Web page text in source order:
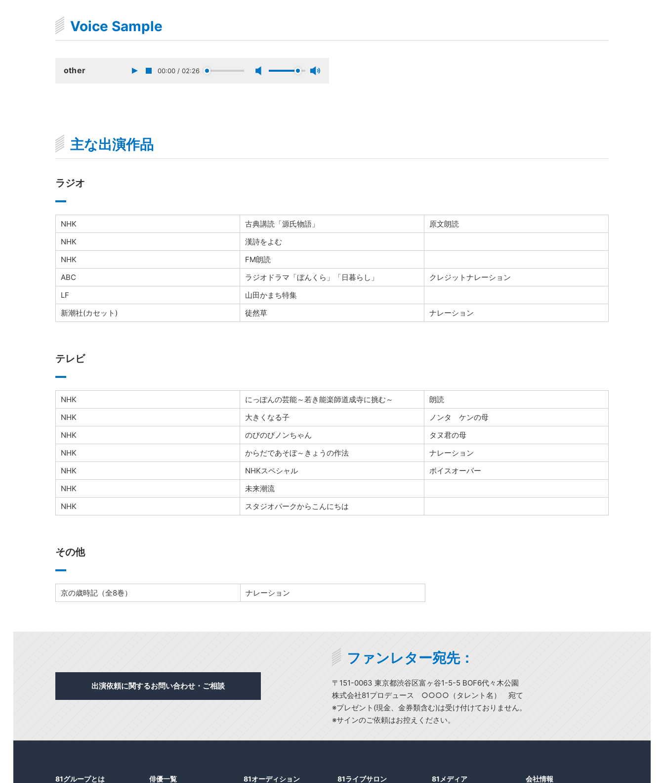
Voice Sample
other 00:00 / 02:26
主な出演作品
ラジオ
NHK 古典講読「源氏物語」
原文朗読
NHK
漢詩をよむ
NHK
FM朗読
ABC
ラジオドラマ「ぼんくら」「日暮らし」
クレジットナレーション
LF
山田かまち特集
新潮社(カセット)
徒然草 ナレーション
テレビ
NHK にっぽんの芸能～若き能楽師道成寺に挑む～
朗読
NHK
大きくなる子
ノンタ ケンの母
NHK
のびのびノンちゃん
タヌ君の母
NHK
からだであそぼ～きょうの作法
ナレーション
NHK
NHKスペシャル
ボイスオーバー
NHK
未来潮流
NHK
スタジオパークからこんにちは
その他
京の歳時記（全8巻） ナレーション
出演依頼に関するお問い合わせ・ご相談
ファンレター宛先：
〒151-0063 東京都渋谷区富ヶ谷1-5-5 BOF6代々木公園
株式会社81プロデュース ○○○○（タレント名） 宛て
※プレゼント(現金、金券類含む)は受け付けておりません。
※サインのご依頼はお控えください。
81グループとは 俳優一覧 81オーディション 81ライブサロン 81メディア 会社情報